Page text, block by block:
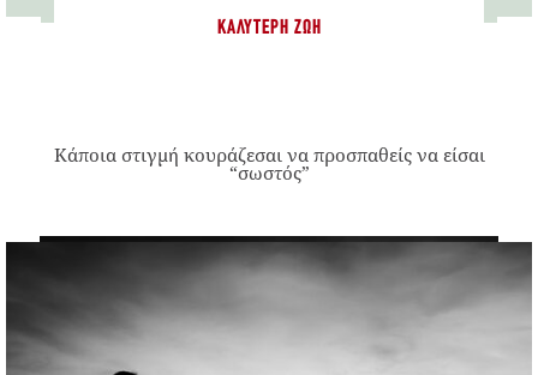
ΚΑΛΎΤΕΡΗ ΖΩΉ
Κάποια στιγμή κουράζεσαι να προσπαθείς να είσαι
“σωστός”